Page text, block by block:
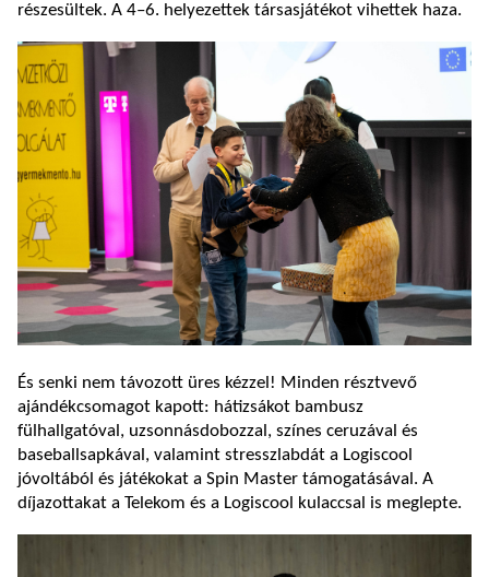
részesültek. A 4–6. helyezettek társasjátékot vihettek haza.
És senki nem távozott üres kézzel! Minden résztvevő
ajándékcsomagot kapott: hátizsákot bambusz
fülhallgatóval, uzsonnásdobozzal, színes ceruzával és
baseballsapkával, valamint stresszlabdát a Logiscool
jóvoltából és játékokat a Spin Master támogatásával. A
díjazottakat a Telekom és a Logiscool kulaccsal is meglepte.